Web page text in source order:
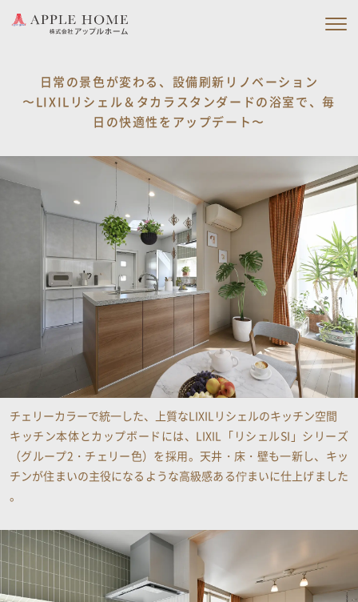
私たちの家づくり
会社情報
ニュース
イベント情報
資料請求・お問い合わせ
日常の景色が変わる、設備刷新リノベーション
〜LIXILリシェル＆タカラスタンダードの浴室で、毎
日の快適性をアップデート〜
チェリーカラーで統一した、上質なLIXILリシェルのキッチン空間
キッチン本体とカップボードには、LIXIL「リシェルSI」シリーズ
（グループ2・チェリー色）を採用。天井・床・壁も一新し、キッ
チンが住まいの主役になるような高級感ある佇まいに仕上げました​
。